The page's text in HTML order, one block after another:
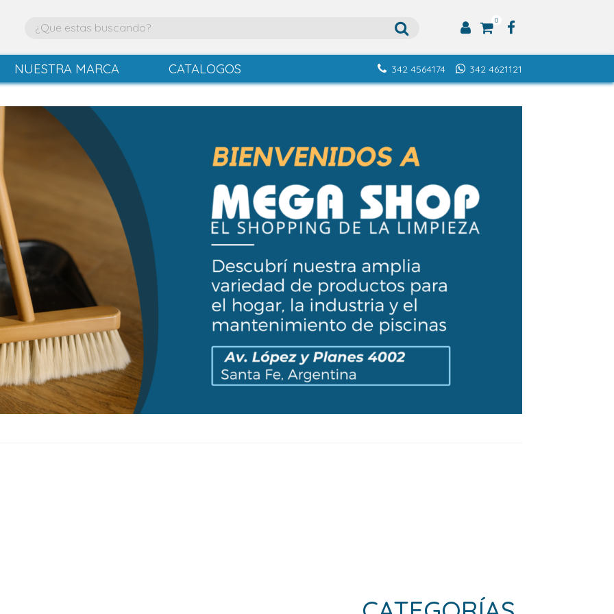
0
NUESTRA MARCA CATALOGOS 342 4621121
342 4564174